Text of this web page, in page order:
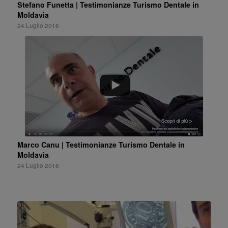
Stefano Funetta | Testimonianze Turismo Dentale in
Moldavia
24 Luglio 2016
Marco Canu | Testimonianze Turismo Dentale in
Moldavia
24 Luglio 2016
Antosei Sorin | Testimonianze Turismo Dentale in
Moldavia
24 Luglio 2016